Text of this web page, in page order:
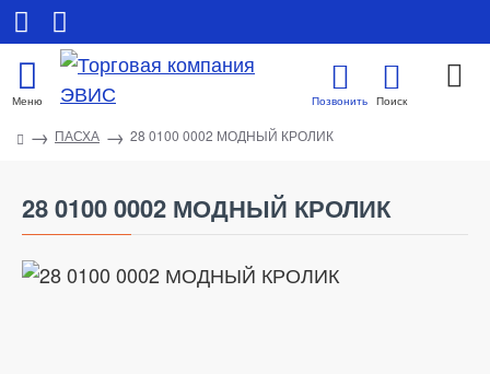
ПАСХА 28 0100 0002 МОДНЫЙ КРОЛИК
28 0100 0002 МОДНЫЙ КРОЛИК